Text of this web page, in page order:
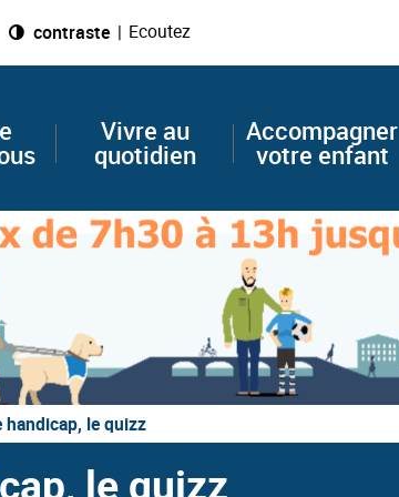
Changer le
contraste Ecoutez
Vivre au
quotidien
Accompagner
votre enfant
handicap, le quizz
le quizz